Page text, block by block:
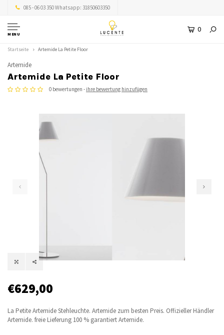
085 - 06 03 350 Whatsapp: 31850603350
MENU
0
Startseite Artemide La Petite Floor
Artemide
Artemide La Petite Floor
0 bewertungen - ihre bewertung hinzufügen
€629,00
La Petite Artemide Stehleuchte. Artemide zum besten Preis. Offizieller Händler
Artemide. freie Lieferung 100 % garantiert Artemide.